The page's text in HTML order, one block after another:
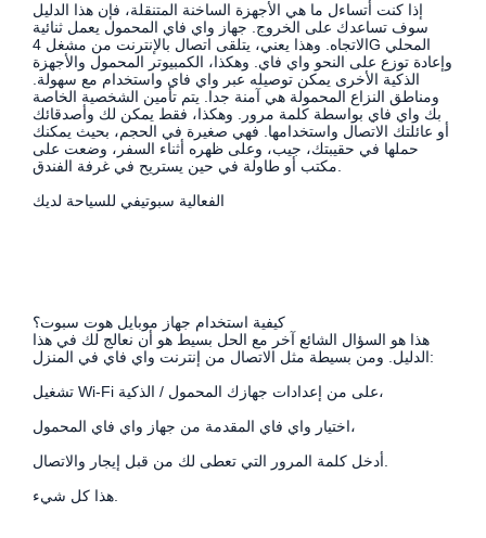
إذا كنت أتساءل ما هي الأجهزة الساخنة المتنقلة، فإن هذا الدليل
سوف تساعدك على الخروج. جهاز واي فاي المحمول يعمل ثنائية
الاتجاه. وهذا يعني، يتلقى اتصال بالإنترنت من مشغل 4G المحلي
وإعادة توزع على النحو واي فاي. وهكذا، الكمبيوتر المحمول والأجهزة
الذكية الأخرى يمكن توصيله عبر واي فاي واستخدام مع سهولة.
ومناطق النزاع المحمولة هي آمنة جدا. يتم تأمين الشخصية الخاصة
بك واي فاي بواسطة كلمة مرور. وهكذا، فقط يمكن لك وأصدقائك
أو عائلتك الاتصال واستخدامها. فهي صغيرة في الحجم، بحيث يمكنك
حملها في حقيبتك، جيب، وعلى ظهره أثناء السفر، وضعت على
الفعالية سبوتيفي للسياحة لديك
كيفية استخدام جهاز موبايل هوت سبوت؟
هذا هو السؤال الشائع آخر مع الحل بسيط هو أن نعالج لك في هذا
الدليل. ومن بسيطة مثل الاتصال من إنترنت واي فاي في المنزل:
تشغيل Wi-Fi على من إعدادات جهازك المحمول / الذكية،
اختيار واي فاي المقدمة من جهاز واي فاي المحمول،